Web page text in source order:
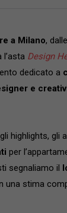
a Milano,
l’asta Design
dedicato a
e
highlights, gli
per
segnaliamo il
una stima